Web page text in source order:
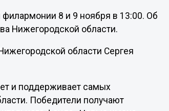
8 и 9 ноября в 13:00. Об
Нижегородской области.
области Сергея
и поддерживает самых
Победители получают